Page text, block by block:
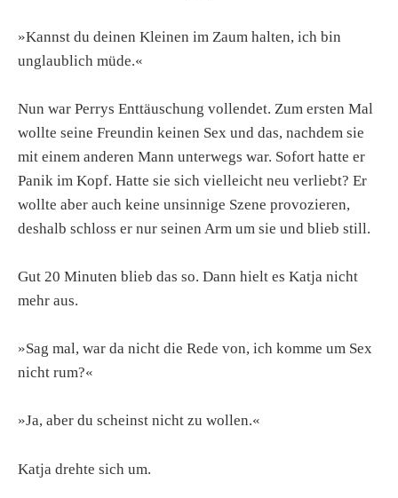
»Kannst du deinen Kleinen im Zaum halten, ich bin
unglaublich müde.«
Nun war Perrys Enttäuschung vollendet. Zum ersten Mal
wollte seine Freundin keinen Sex und das, nachdem sie
mit einem anderen Mann unterwegs war. Sofort hatte er
Panik im Kopf. Hatte sie sich vielleicht neu verliebt? Er
wollte aber auch keine unsinnige Szene provozieren,
deshalb schloss er nur seinen Arm um sie und blieb still.
Gut 20 Minuten blieb das so. Dann hielt es Katja nicht
mehr aus.
»Sag mal, war da nicht die Rede von, ich komme um Sex
nicht rum?«
»Ja, aber du scheinst nicht zu wollen.«
Katja drehte sich um.